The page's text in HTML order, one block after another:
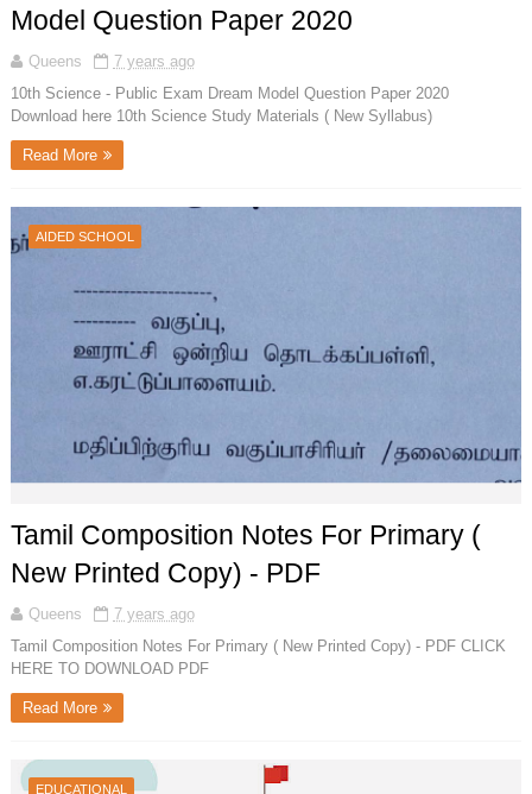
Model Question Paper 2020
Queens
7 years ago
10th Science - Public Exam Dream Model Question Paper 2020
Download here 10th Science Study Materials ( New Syllabus)
Read More
AIDED SCHOOL
Tamil Composition Notes For Primary (
New Printed Copy) - PDF
Queens
7 years ago
Tamil Composition Notes For Primary ( New Printed Copy) - PDF CLICK
HERE TO DOWNLOAD PDF
Read More
EDUCATIONAL